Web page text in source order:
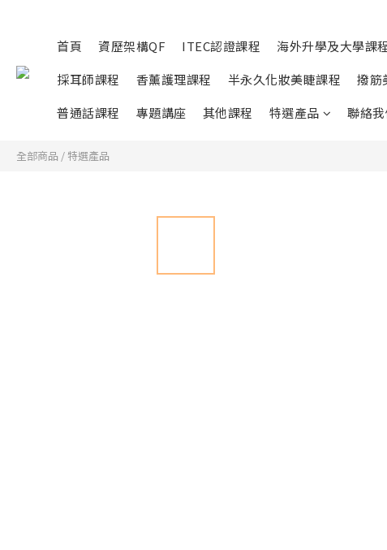
首頁 資歷架構QF ITEC認證課程 海外升學及大學課
採耳師課程
香薰護理課程 半永久化妝美睫課程 撥筋
普通話課程
專題講座 其他課程 特選產品 聯絡
全部商品 /特選產品